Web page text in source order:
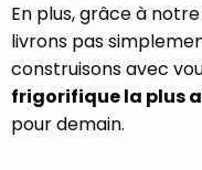
En plus, grâce à
livrons pas
construisons avec
frigorifique la plus
pour demain.